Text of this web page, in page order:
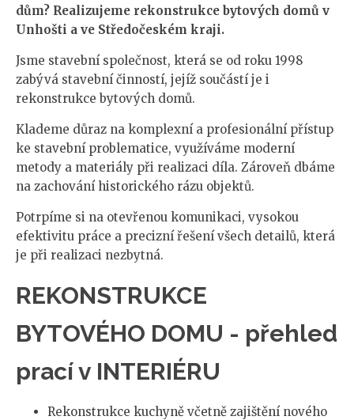
dům? Realizujeme rekonstrukce bytových domů v
Unhošti a ve Středočeském kraji.
Jsme stavební společnost, která se od roku 1998
zabývá stavební činností, jejíž součástí je i
rekonstrukce bytových domů.
Klademe důraz na komplexní a profesionální přístup
ke stavební problematice, využíváme moderní
metody a materiály při realizaci díla. Zároveň dbáme
na zachování historického rázu objektů.
Potrpíme si na otevřenou komunikaci, vysokou
efektivitu práce a precizní řešení všech detailů, která
je při realizaci nezbytná.
REKONSTRUKCE
BYTOVÉHO DOMU - přehled
prací v INTERIÉRU
Rekonstrukce kuchyně včetně zajištění nového